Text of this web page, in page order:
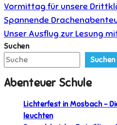
Vormittag für unsere
Spannende
Unser Ausflug zur Lesung
Suchen
Suchen
Abenteuer Schule
Lichterfest in Mosbach –
leuchten